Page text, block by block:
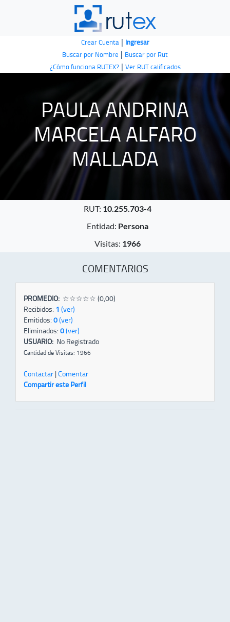
Crear Cuenta| Ingresar
Buscar por Nombre | Buscar por Rut
¿Cómo funciona RUTEX?| Ver RUT calificados
PAULA ANDRINA
MARCELA ALFARO
MALLADA
RUT: 10.255.703-4
Entidad: Persona
Visitas: 1966
COMENTARIOS
PROMEDIO: ☆☆☆☆☆ (0,00)
Recibidos: 1 (ver)
Emitidos:0(ver)
Eliminados:0(ver)
USUARIO: No Registrado
Cantidad de Visitas: 1966
Contactar|Comentar
Compartir este Perfil